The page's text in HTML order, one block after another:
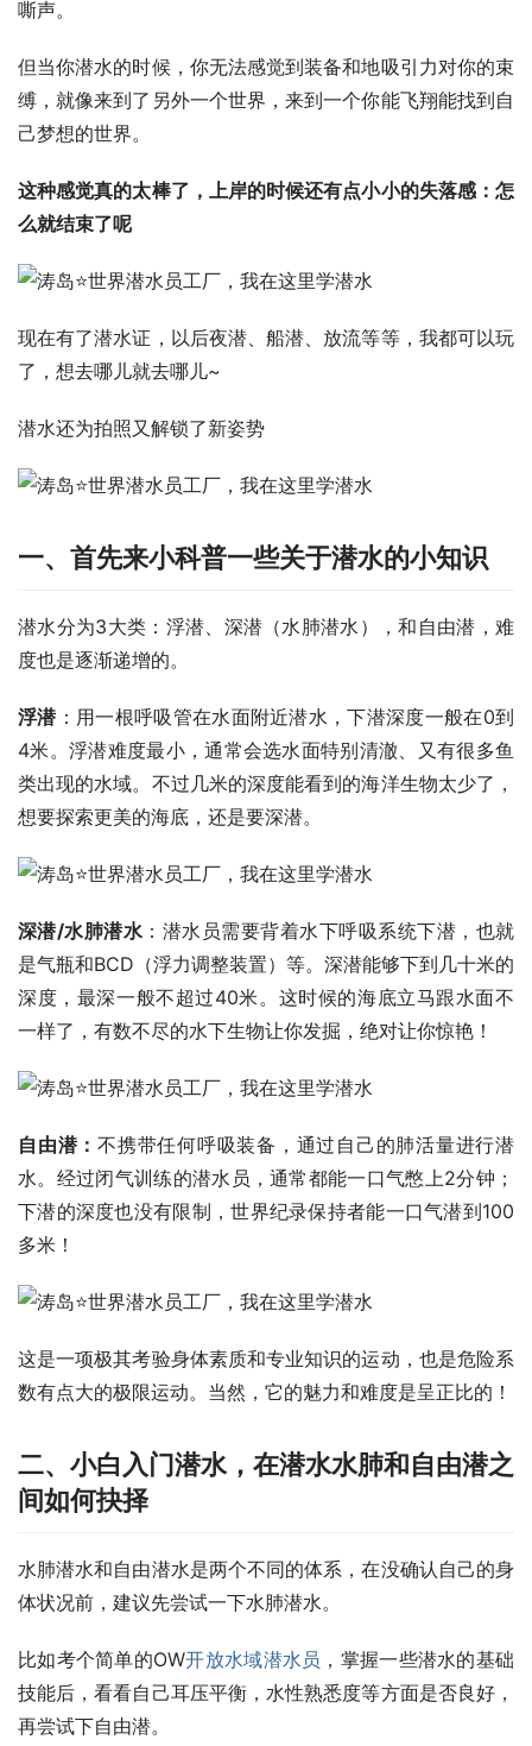
嘶声。
但当你潜水的时候，你无法感觉到装备和地吸引力对你的束
缚，就像来到了另外一个世界，来到一个你能飞翔能找到自
己梦想的世界。
这种感觉真的太棒了，上岸的时候还有点小小的失落感：怎
么就结束了呢
现在有了潜水证，以后夜潜、船潜、放流等等，我都可以玩
了，想去哪儿就去哪儿~
潜水还为拍照又解锁了新姿势
一、首先来小科普一些关于潜水的小知识
潜水分为3大类：浮潜、深潜（水肺潜水），和自由潜，难
度也是逐渐递增的。
浮潜：用一根呼吸管在水面附近潜水，下潜深度一般在0到
4米。浮潜难度最小，通常会选水面特别清澈、又有很多鱼
类出现的水域。不过几米的深度能看到的海洋生物太少了，
想要探索更美的海底，还是要深潜。
深潜/水肺潜水 ：潜水员需要背着水下呼吸系统下潜，也就
是气瓶和BCD（浮力调整装置）等。深潜能够下到几十米的
深度，最深一般不超过40米。这时候的海底立马跟水面不
一样了，有数不尽的水下生物让你发掘，绝对让你惊艳！
自由潜： 不携带任何呼吸装备，通过自己的肺活量进行潜
水。经过闭气训练的潜水员，通常都能一口气憋上2分钟；
下潜的深度也没有限制，世界纪录保持者能一口气潜到100
多米！
这是一项极其考验身体素质和专业知识的运动，也是危险系
数有点大的极限运动。当然，它的魅力和难度是呈正比的！
二、小白入门潜水，在潜水水肺和自由潜之
间如何抉择
水肺潜水和自由潜水是两个不同的体系，在没确认自己的身
体状况前，建议先尝试一下水肺潜水。
比如考个简单的OW开放水域潜水员 ，掌握一些潜水的基础
技能后，看看自己耳压平衡，水性熟悉度等方面是否良好，
再尝试下自由潜。